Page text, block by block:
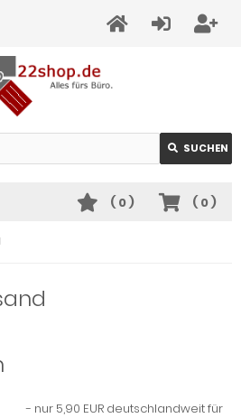
SUCHEN
( 0)
( 0)
- nur 5,90 EUR deutschlandweit für